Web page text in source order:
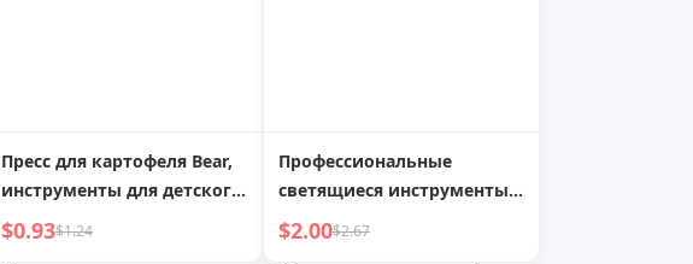
Пресс для картофеля Bear,
инструменты для детского
питания, дробилка для яиц
$0.93$1.24
Профессиональные
светящиеся инструменты
для чистки ушей
$2.00$2.67